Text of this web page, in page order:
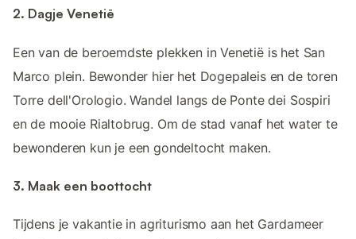
2. Dagje Venetië
Een van de beroemdste plekken in Venetië is het San
Marco plein. Bewonder hier het Dogepaleis en de toren
Torre dell'Orologio. Wandel langs de Ponte dei Sospiri
en de mooie Rialtobrug. Om de stad vanaf het water te
bewonderen kun je een gondeltocht maken.
3. Maak een boottocht
Tijdens je vakantie in agriturismo aan het Gardameer